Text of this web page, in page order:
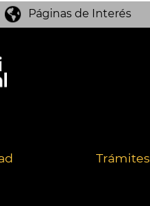
Páginas de Interés
Trámites